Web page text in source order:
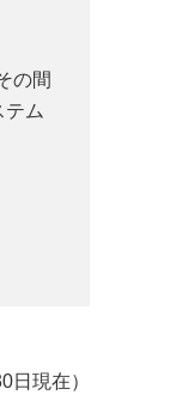
の間
ム
日現在）